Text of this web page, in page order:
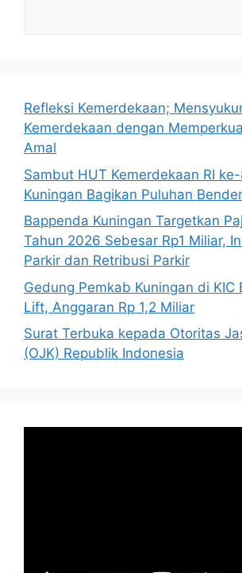
Refleksi Kemerdekaan;
Kemerdekaan dengan
Amal
Sambut HUT Kemerdekaan RI ke-
Kuningan Bagikan Puluhan
Bappenda Kuningan Targetkan
Tahun 2026 Sebesar Rp1 Miliar,
Parkir dan Retribusi Parkir
Gedung Pemkab Kuningan di KIC
Lift, Anggaran Rp 1,2 Miliar
Surat Terbuka kepada Otoritas
(OJK) Republik Indonesia